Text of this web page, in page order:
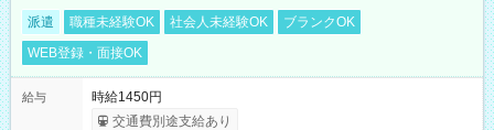
派遣 職種未経験OK 社会人未経験OK
ブランクOK
WEB登録・面接OK
給与
時給1450円
交通費別途支給あり